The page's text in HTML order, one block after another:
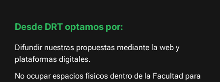
Desde DRT optamos por:
Difundir nuestras propuestas mediante la web y
plataformas digitales.
No ocupar espacios físicos dentro de la Facultad para